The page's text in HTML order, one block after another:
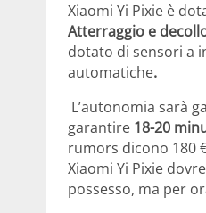
Xiaomi Yi Pixie è
Atterraggio e
dotato di sensori a
automatiche.
L’autonomia sarà
garantire 18-20
rumors dicono 180
Xiaomi Yi Pixie
possesso, ma per